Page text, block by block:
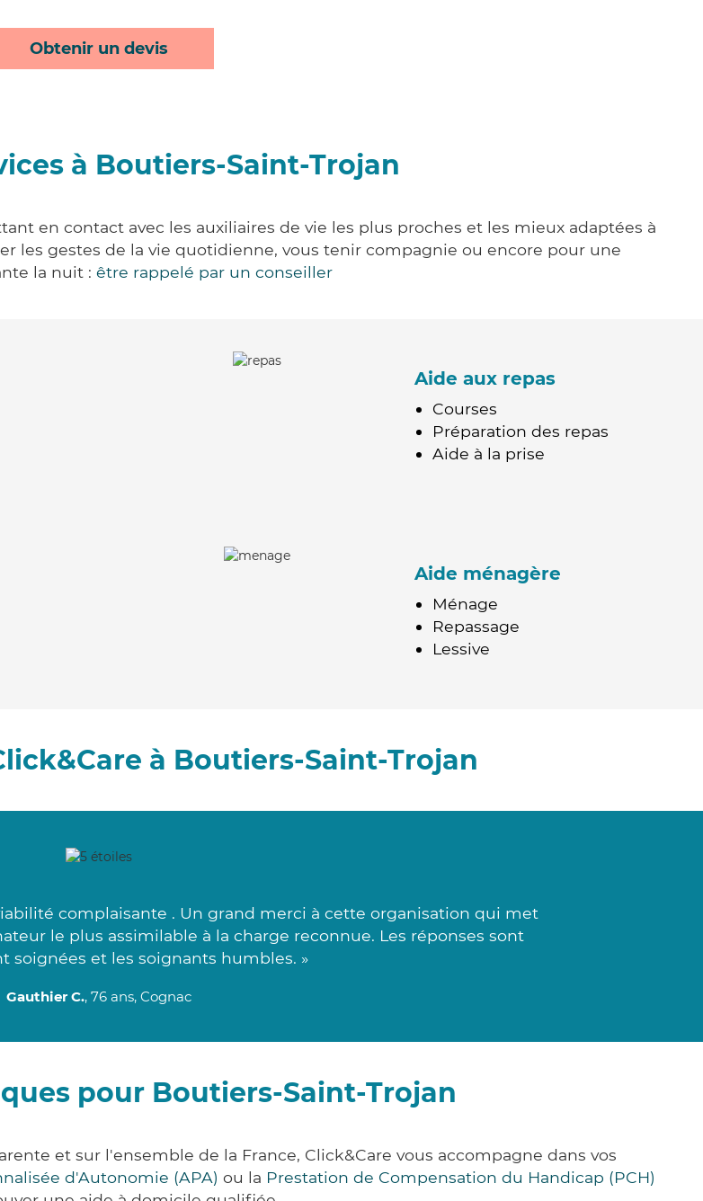
Obtenir un devis
à Boutiers-Saint-Trojan
en contact avec les auxiliaires de vie les plus proches et les mieux adaptées à
les gestes de la vie quotidienne, vous tenir compagnie ou encore pour une
la nuit : être rappelé par un conseiller
Aide aux repas
Courses
Préparation des repas
Aide à la prise
Aide ménagère
Ménage
Repassage
Lessive
à Boutiers-Saint-Trojan
complaisante . Un grand merci à cette organisation qui met
le plus assimilable à la charge reconnue. Les réponses sont
soignées et les soignants humbles. »
Gauthier C., 76 ans, Cognac
pour Boutiers-Saint-Trojan
et sur l'ensemble de la France, Click&Care vous accompagne dans vos
d'Autonomie (APA) ou la Prestation de Compensation du Handicap (PCH)